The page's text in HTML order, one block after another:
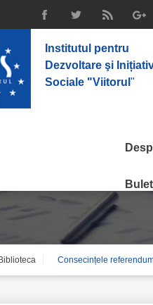
Institutul pentru
Dezvoltare şi
Sociale "Viitorul "
Biblioteca Consecințele